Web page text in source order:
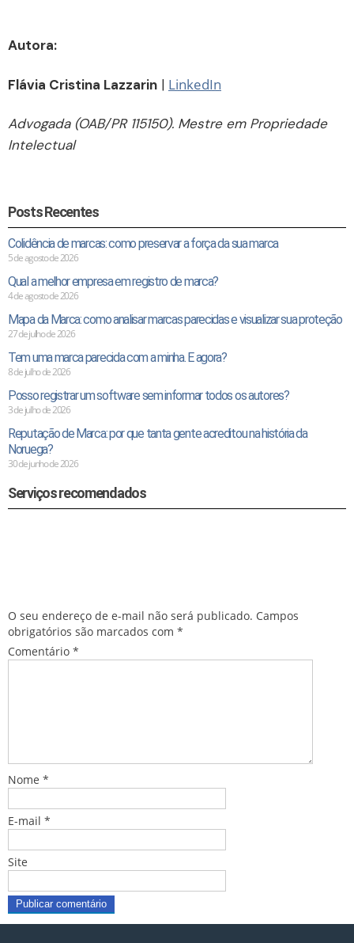
Autora:
Flávia Cristina Lazzarin | LinkedIn
Advogada (OAB/PR 115150). Mestre em Propriedade
Intelectual
Posts Recentes
Colidência de marcas: como preservar a força da sua marca
5 de agosto de 2026
Qual a melhor empresa em registro de marca?
4 de agosto de 2026
Mapa da Marca: como analisar marcas parecidas e visualizar sua proteção
27 de julho de 2026
Tem uma marca parecida com a minha. E agora?
8 de julho de 2026
Posso registrar um software sem informar todos os autores?
3 de julho de 2026
Reputação de Marca: por que tanta gente acreditou na história da
Noruega?
30 de junho de 2026
Serviços recomendados
O seu endereço de e-mail não será publicado. Campos
obrigatórios são marcados com *
Comentário *
Nome *
E-mail *
Site